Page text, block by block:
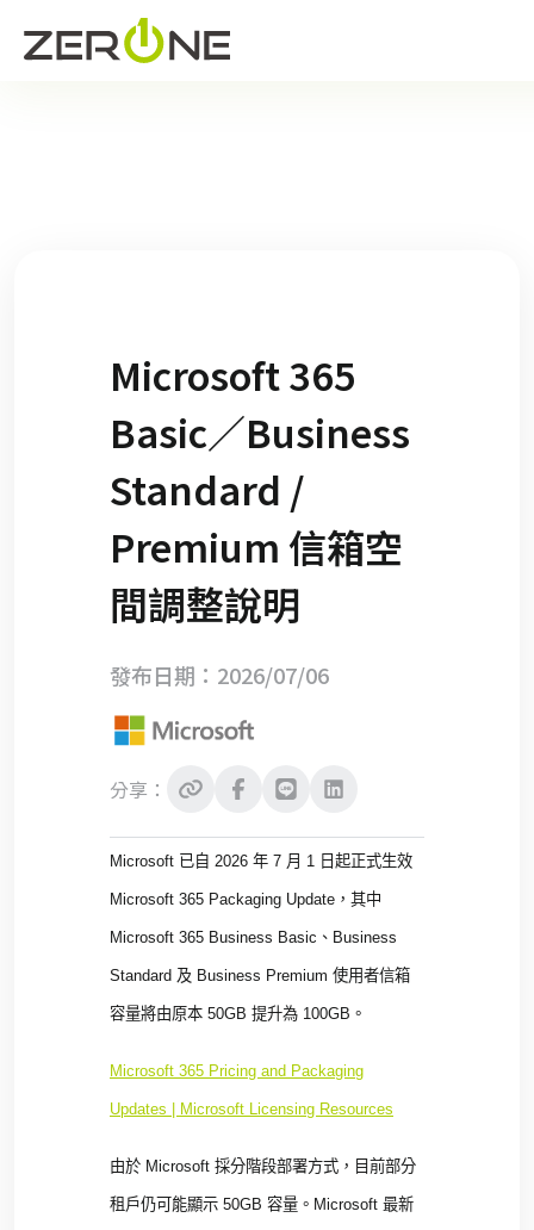
分享：
Microsoft 365
Basic／Business
Standard /
Premium 信箱空
間調整說明
發布日期：2026/07/06
Microsoft 已自 2026 年 7 月 1 日起正式生效
Microsoft 365 Packaging Update ，其中
Microsoft 365 Business Basic 、 Business
Standard 及 Business Premium 使用者信箱
容量將由原本 50GB 提升為 100GB 。
Microsoft 365 Pricing and Packaging
Updates | Microsoft Licensing Resources
由於 Microsoft 採分階段部署方式，目前部分
租戶仍可能顯示 50GB 容量。 Microsoft 最新